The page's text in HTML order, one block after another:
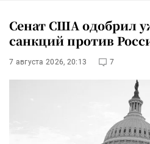
Сенат США одобрил
санкций против
7 августа 2026, 20:13 7